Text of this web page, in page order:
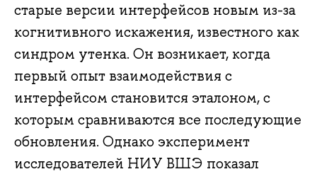
старые версии интерфейсов новым из-за
когнитивного искажения, известного как
синдром утенка. Он возникает, когда
первый опыт взаимодействия с
интерфейсом становится эталоном, с
которым сравниваются все последующие
обновления. Однако эксперимент
исследователей НИУ ВШЭ показал